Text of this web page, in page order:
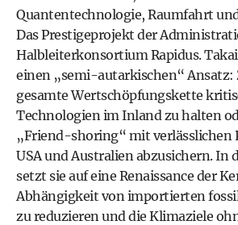
Quantentechnologie, Raumfahrt
Das Prestigeprojekt der
Halbleiterkonsortium Rapidus.
einen „semi-autarkischen“ Ansatz:
gesamte Wertschöpfungskette
Technologien im Inland zu halten
„Friend-shoring“ mit verlässlichen
USA und Australien abzusichern. In
setzt sie auf eine Renaissance der
Abhängigkeit von importierten
zu reduzieren und die Klimaziele